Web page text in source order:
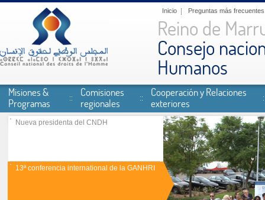
Pasar al contenido principal
Inicio Preguntas más frecuentes
Reino de
Consejo
Humanos
Misiones &
Programas
Comisiones
regionales
Cooperación y Relaciones
exteriores
Nueva presidenta del CNDH
13ª conferencia international de la GANHRI